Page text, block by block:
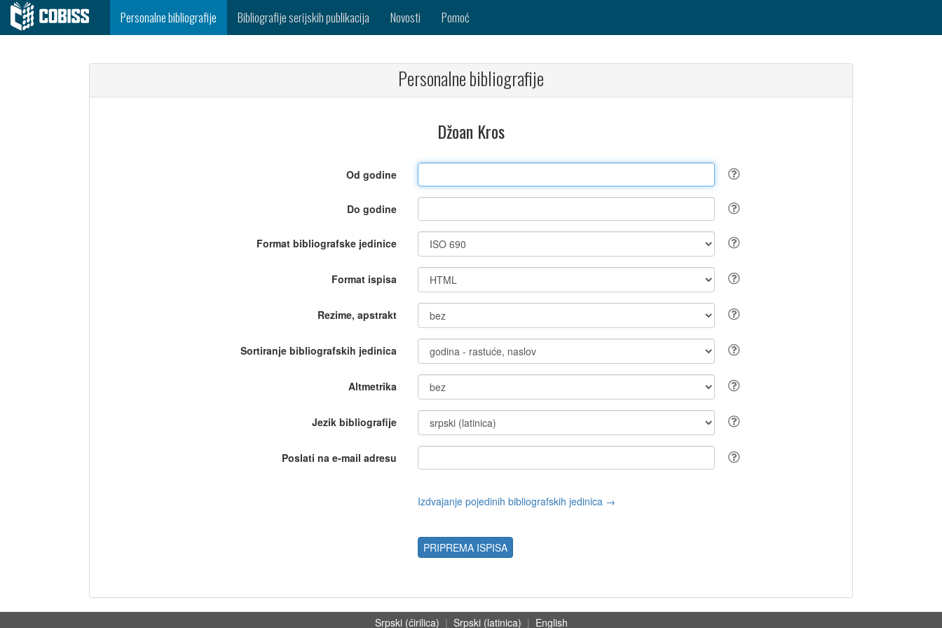
Personalne bibliografije Bibliografije serijskih publikacija Novosti Pomoć
Personalne bibliografije
Džoan Kros
Od godine
Do godine
Format bibliografske jedinice
Format ispisa
Rezime, apstrakt
Sortiranje bibliografskih jedinica
Altmetrika
Jezik bibliografije
Poslati na e-mail adresu
Izdvajanje pojedinih bibliografskih jedinica →
PRIPREMA ISPISA
Srpski (ćirilica) | Srpski (latinica) | English